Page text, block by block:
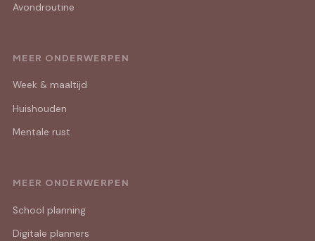
Avondroutine
MEER ONDERWERPEN
Week & maaltijd
Huishouden
Mentale rust
MEER ONDERWERPEN
School planning
Digitale planners